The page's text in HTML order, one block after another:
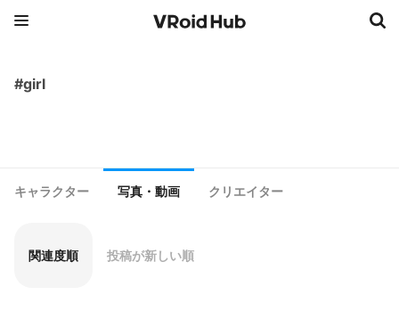
#girl
キャラクター 写真・動画 クリエイター
関連度順 投稿が新しい順